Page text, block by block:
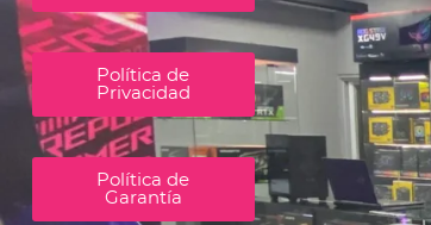
Política de
Privacidad
Política de
Garantía